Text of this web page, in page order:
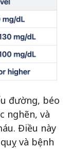
đường, béo
nghẽn, và
Điều này
và bệnh